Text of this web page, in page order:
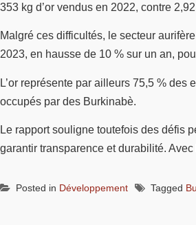
353 kg d’or vendus en 2022, contre
Malgré ces difficultés, le secteur
2023, en hausse de 10 % sur un an,
L’or représente par ailleurs 75,5 %
occupés par des Burkinabè.
Le rapport souligne toutefois des défis
garantir transparence et durabilité.
Posted in Développement Tagged